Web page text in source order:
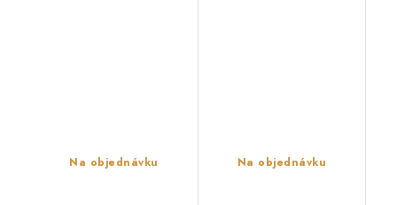
Na objednávku Na objednávku